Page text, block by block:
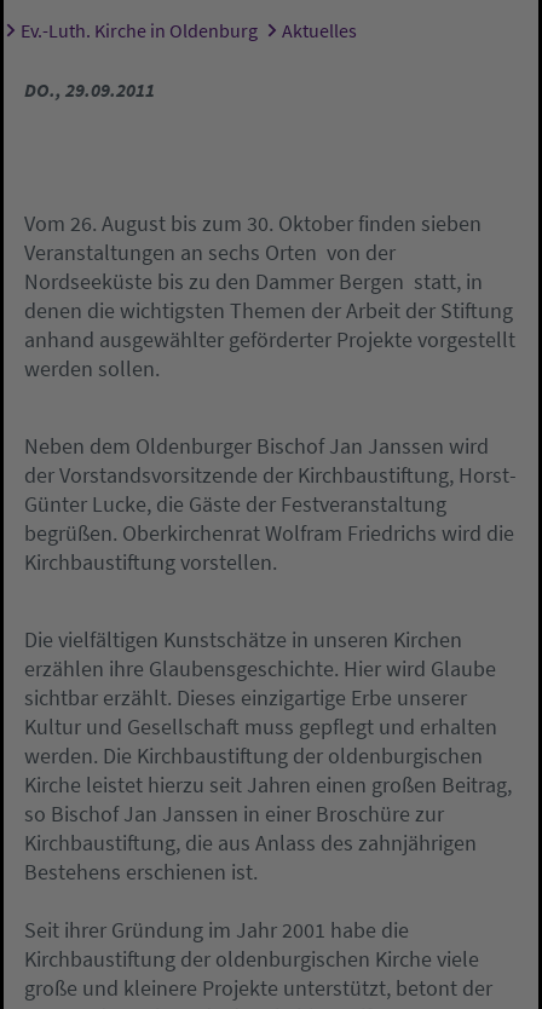
Sie sind hier:
Ev.-Luth. Kirche in Oldenburg Aktuelles
DO., 29.09.2011
Vom 26. August bis zum 30. Oktober finden sieben
Veranstaltungen an sechs Orten  von der
Nordseeküste bis zu den Dammer Bergen  statt, in
denen die wichtigsten Themen der Arbeit der Stiftung
anhand ausgewählter geförderter Projekte vorgestellt
werden sollen.
Neben dem Oldenburger Bischof Jan Janssen wird
der Vorstandsvorsitzende der Kirchbaustiftung, Horst-
Günter Lucke, die Gäste der Festveranstaltung
begrüßen. Oberkirchenrat Wolfram Friedrichs wird die
Kirchbaustiftung vorstellen.
Die vielfältigen Kunstschätze in unseren Kirchen
erzählen ihre Glaubensgeschichte. Hier wird Glaube
sichtbar erzählt. Dieses einzigartige Erbe unserer
Kultur und Gesellschaft muss gepflegt und erhalten
werden. Die Kirchbaustiftung der oldenburgischen
Kirche leistet hierzu seit Jahren einen großen Beitrag,
so Bischof Jan Janssen in einer Broschüre zur
Kirchbaustiftung, die aus Anlass des zahnjährigen
Bestehens erschienen ist.
Seit ihrer Gründung im Jahr 2001 habe die
Kirchbaustiftung der oldenburgischen Kirche viele
große und kleinere Projekte unterstützt, betont der